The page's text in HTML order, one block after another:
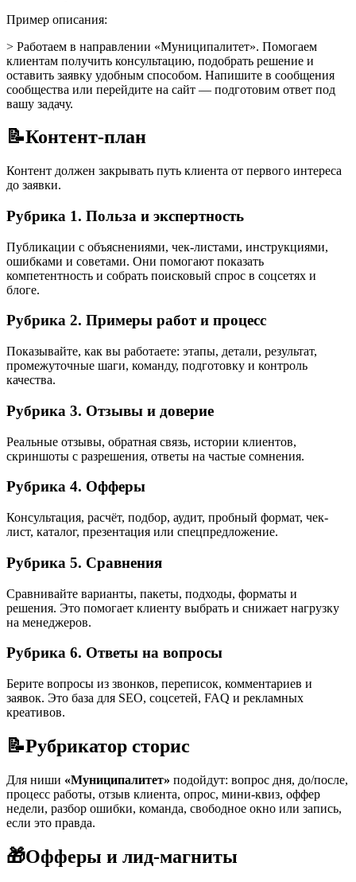
Пример описания:
> Работаем в направлении «Муниципалитет». Помогаем
клиентам получить консультацию, подобрать решение и
оставить заявку удобным способом. Напишите в сообщения
сообщества или перейдите на сайт — подготовим ответ под
вашу задачу.
📝Контент-план
Контент должен закрывать путь клиента от первого интереса
до заявки.
Рубрика 1. Польза и экспертность
Публикации с объяснениями, чек-листами, инструкциями,
ошибками и советами. Они помогают показать
компетентность и собрать поисковый спрос в соцсетях и
блоге.
Рубрика 2. Примеры работ и процесс
Показывайте, как вы работаете: этапы, детали, результат,
промежуточные шаги, команду, подготовку и контроль
качества.
Рубрика 3. Отзывы и доверие
Реальные отзывы, обратная связь, истории клиентов,
скриншоты с разрешения, ответы на частые сомнения.
Рубрика 4. Офферы
Консультация, расчёт, подбор, аудит, пробный формат, чек-
лист, каталог, презентация или спецпредложение.
Рубрика 5. Сравнения
Сравнивайте варианты, пакеты, подходы, форматы и
решения. Это помогает клиенту выбрать и снижает нагрузку
на менеджеров.
Рубрика 6. Ответы на вопросы
Берите вопросы из звонков, переписок, комментариев и
заявок. Это база для SEO, соцсетей, FAQ и рекламных
креативов.
📝Рубрикатор сторис
Для ниши «Муниципалитет» подойдут: вопрос дня, до/после,
процесс работы, отзыв клиента, опрос, мини-квиз, оффер
недели, разбор ошибки, команда, свободное окно или запись,
если это правда.
🎁Офферы и лид-магниты